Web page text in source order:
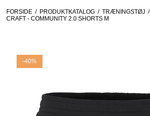
FORSIDE / PRODUKTKATALOG / TRÆNINGSTØJ /
CRAFT - COMMUNITY 2.0 SHORTS M
-40%